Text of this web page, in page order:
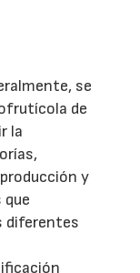
se
de
la
y
diferentes